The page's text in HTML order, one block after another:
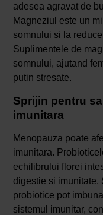
adesea agravat de
Magneziul este un
somnului si la
Suplimentele de
somnului, ajutand
putin stresate.
Sprijin pentru
imunitara
Menopauza poate
imunitara.
echilibrului florei
digestie si imunitate.
probiotice pot
sistemul imunitar,